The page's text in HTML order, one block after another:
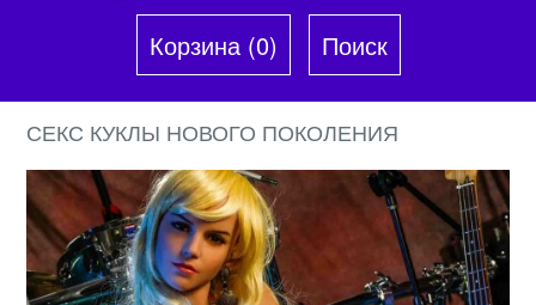
Корзина (0)‎ Поиск
СЕКС КУКЛЫ НОВОГО ПОКОЛЕНИЯ